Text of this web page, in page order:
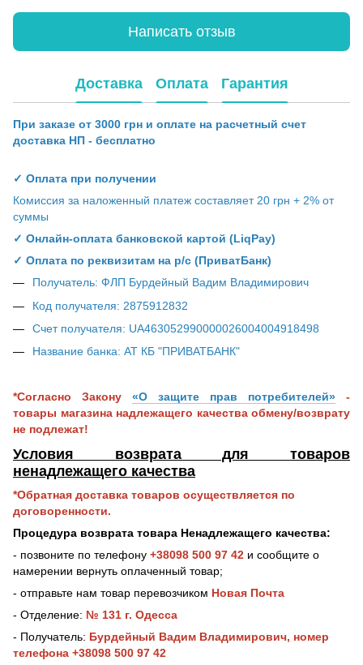
Написать отзыв
Доставка Оплата Гарантия
При заказе от 3000 грн и оплате на расчетный счет
доставка НП - бесплатно
✓ Оплата при получении
Комиссия за наложенный платеж составляет 20 грн + 2% от
суммы
✓ Онлайн-оплата банковской картой (LiqPay)
✓ Оплата по реквизитам на р/с (ПриватБанк)
Получатель: ФЛП Бурдейный Вадим Владимирович
Код получателя: 2875912832
Счет получателя: UA463052990000026004004918498
Название банка: АТ КБ "ПРИВАТБАНК"
*Согласно Закону «О защите прав потребителей» -
товары магазина надлежащего качества обмену/возврату
не подлежат!
Условия возврата для товаров
ненадлежащего качества
*Обратная доставка товаров осуществляется по
договоренности.
Процедура возврата товара Ненадлежащего качества:
- позвоните по телефону +38098 500 97 42 и сообщите о
намерении вернуть оплаченный товар;
- отправьте нам товар перевозчиком Новая Почта
- Отделение: № 131 г. Одесса
- Получатель: Бурдейный Вадим Владимирович, номер
телефона +38098 500 97 42